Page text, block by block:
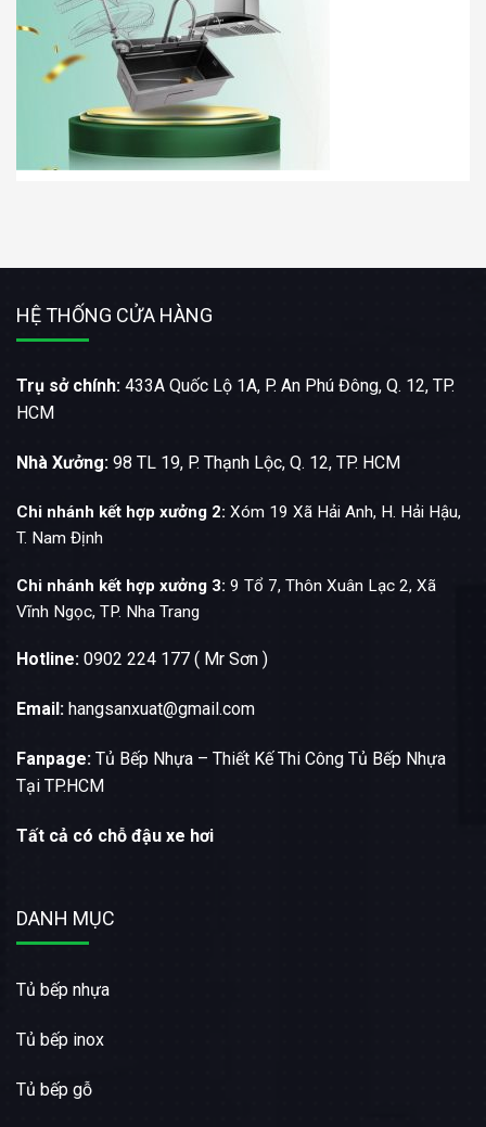
HỆ THỐNG CỬA HÀNG
Trụ sở chính: 433A Quốc Lộ 1A, P. An Phú Đông, Q. 12, TP.
HCM
Nhà Xưởng: 98 TL 19, P. Thạnh Lộc, Q. 12, TP. HCM
Chi nhánh kết hợp xưởng 2: Xóm 19 Xã Hải Anh, H. Hải Hậu,
T. Nam Định
Chi nhánh kết hợp xưởng 3: 9 Tổ 7, Thôn Xuân Lạc 2, Xã
Vĩnh Ngọc, TP. Nha Trang
Hotline: 0902 224 177 ( Mr Sơn )
Email: hangsanxuat@gmail.com
Fanpage: Tủ Bếp Nhựa – Thiết Kế Thi Công Tủ Bếp Nhựa
Tại TP.HCM
Tất cả có chỗ đậu xe hơi
DANH MỤC
Tủ bếp nhựa
Tủ bếp inox
Tủ bếp gỗ